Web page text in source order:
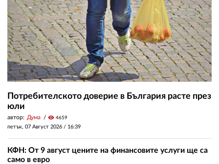
Потребителското доверие в България расте през
юли
автор: Дума visibility 4659
петък, 07 Август 2026 / 16:39
КФН: От 9 август цените на финансовите услуги ще са
само в евро